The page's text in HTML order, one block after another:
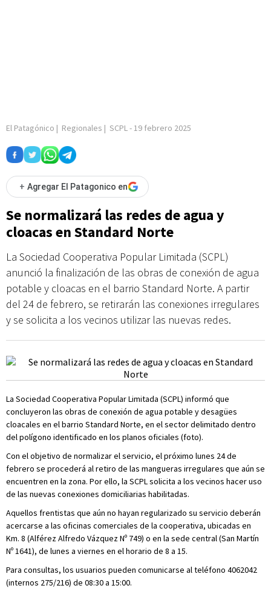
El Patagónico | Regionales | SCPL- 19 febrero 2025
+ Agregar El Patagonico en
Se normalizará las redes de agua y
cloacas en Standard Norte
La Sociedad Cooperativa Popular Limitada (SCPL)
anunció la finalización de las obras de conexión de agua
potable y cloacas en el barrio Standard Norte. A partir
del 24 de febrero, se retirarán las conexiones irregulares
y se solicita a los vecinos utilizar las nuevas redes.
La Sociedad Cooperativa Popular Limitada (SCPL) informó que
concluyeron las obras de conexión de agua potable y desagües
cloacales en el barrio Standard Norte, en el sector delimitado dentro
del polígono identificado en los planos oficiales (foto).
Con el objetivo de normalizar el servicio, el próximo lunes 24 de
febrero se procederá al retiro de las mangueras irregulares que aún se
encuentren en la zona. Por ello, la SCPL solicita a los vecinos hacer uso
de las nuevas conexiones domiciliarias habilitadas.
Aquellos frentistas que aún no hayan regularizado su servicio deberán
acercarse a las oficinas comerciales de la cooperativa, ubicadas en
Km. 8 (Alférez Alfredo Vázquez Nº 749) o en la sede central (San Martín
Nº 1641), de lunes a viernes en el horario de 8 a 15.
Para consultas, los usuarios pueden comunicarse al teléfono 4062042
(internos 275/216) de 08:30 a 15:00.